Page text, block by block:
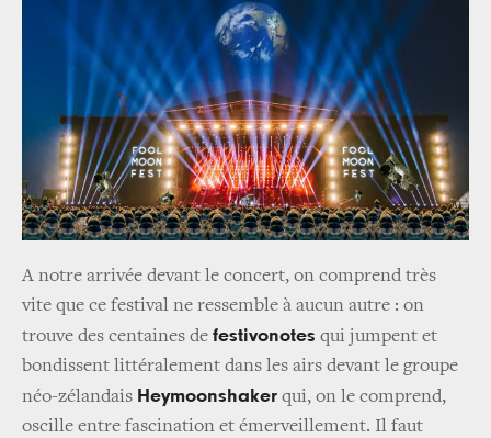
A notre arrivée devant le concert, on comprend très
vite que ce festival ne ressemble à aucun autre : on
trouve des centaines de festivonotes qui jumpent et
bondissent littéralement dans les airs devant le groupe
néo-zélandais Heymoonshaker qui, on le comprend,
oscille entre fascination et émerveillement. Il faut